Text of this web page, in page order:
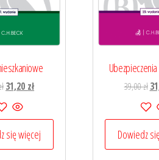
Pierwotna
cena
wynosiła:
39,00 zł.
31,20 złAktualna
31,20 zł.
się więcej
39,00zł
Dowiedz